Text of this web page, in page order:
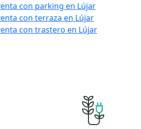
con parking en Lújar
con terraza en Lújar
con trastero en Lújar